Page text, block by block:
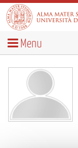
Menu